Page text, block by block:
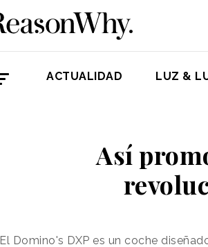
ACTUALIDAD LUZ &
Así
El Domino's DXP es un coche